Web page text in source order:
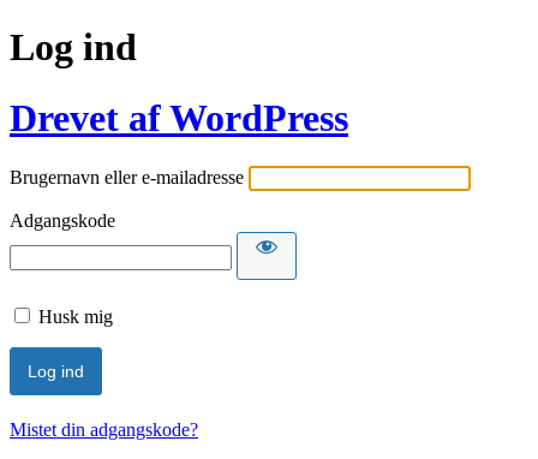
Log ind
Drevet af WordPress
Brugernavn eller e-mailadresse
Adgangskode
Husk mig
Mistet din adgangskode?